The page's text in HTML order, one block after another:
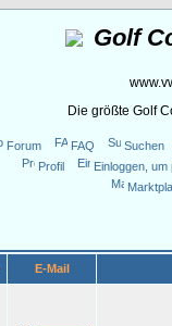
Golf
Die größte Golf
Forum FAQ
Suchen
Profil
Einloggen,
E-Mail